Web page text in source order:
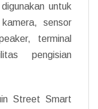
untuk
sensor
terminal
pengisian
Street Smart